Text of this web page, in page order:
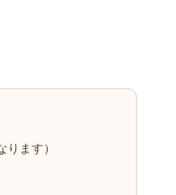
ます）